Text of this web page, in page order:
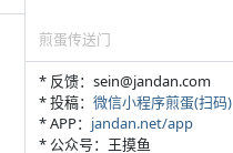
煎蛋传送门
* 反馈：sein@jandan.com
* 投稿： 微信小程序煎蛋(扫码)
* APP： jandan.net/app
* 公众号：王摸鱼